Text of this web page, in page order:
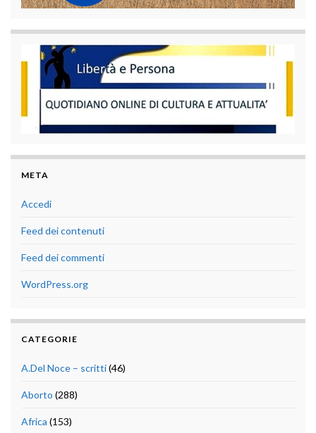
META
Accedi
Feed dei contenuti
Feed dei commenti
WordPress.org
CATEGORIE
A.Del Noce – scritti(46)
Aborto (288)
Africa (153)